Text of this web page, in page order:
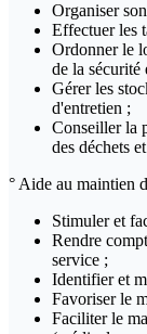
Organiser
Effectuer les
Ordonner le
de la sécurité
Gérer les
d'entretien ;
Conseiller la
des déchets
° Aide au maintien
Stimuler et
Rendre
service ;
Identifier et
Favoriser le
Faciliter le